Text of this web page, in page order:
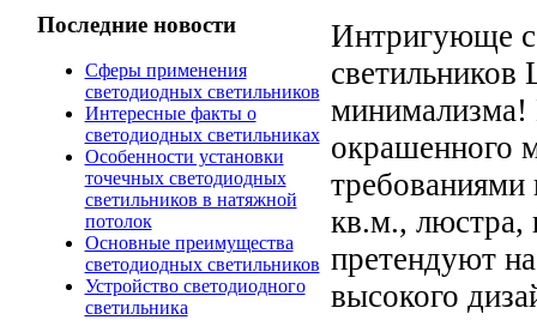
Последние новости
Сферы применения
светодиодных светильников
Интересные факты о
светодиодных светильниках
Особенности установки
точечных светодиодных
светильников в натяжной
потолок
Основные преимущества
светодиодных светильников
Устройство светодиодного
светильника
Интригующе
светильников
минимализма!
окрашенного
требованиями
кв.м., люстра,
претендуют
высокого